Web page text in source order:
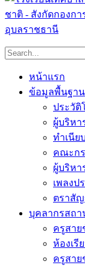
ชาติ - สังกัดกองกา
อุบลราชธานี
หน้าแรก
ข้อมูลพื้นฐาน
ประวัติ
ผู้บริหา
ทำเนีย
คณะก
ผู้บริห
เพลงป
ตราสั
บุคลากรสถา
ครูสา
ห้องเรี
ครูสาย